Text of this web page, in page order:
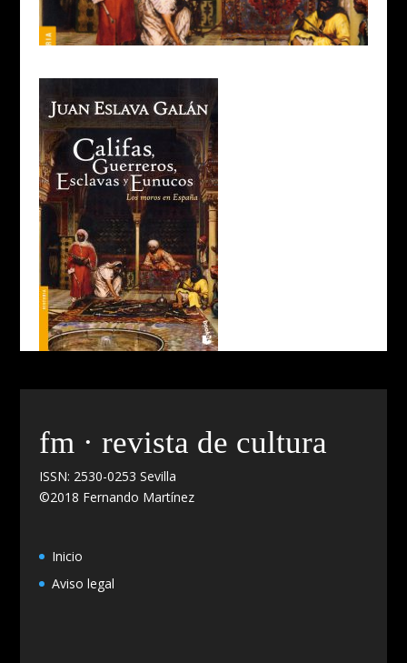
fm · revista de cultura
ISSN: 2530-0253 Sevilla
©2018 Fernando Martínez
Inicio
Aviso legal